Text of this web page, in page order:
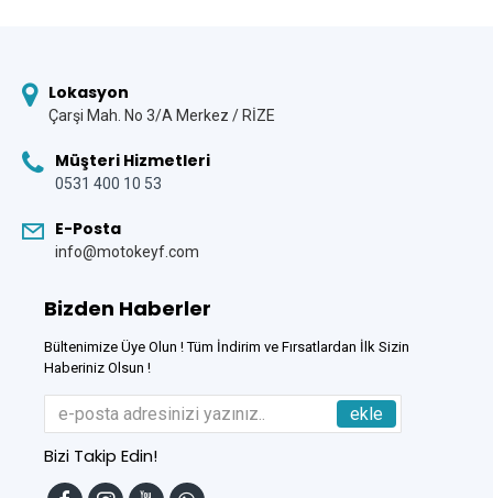
Tek Tıkla Ödeme Kolaylığı
Lokasyon
Çarşi Mah. No 3/A Merkez / RİZE
Müşteri Hizmetleri
0531 400 10 53
E-Posta
info@motokeyf.com
Bizden Haberler
Bültenimize Üye Olun ! Tüm İndirim ve Fırsatlardan İlk Sizin
Haberiniz Olsun !
ekle
Bizi Takip Edin!